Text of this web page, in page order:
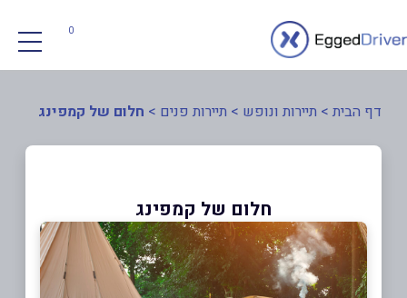
0
דף הבית > תיירות ונופש > תיירות פנים > חלום של קמפינג
חלום של קמפינג